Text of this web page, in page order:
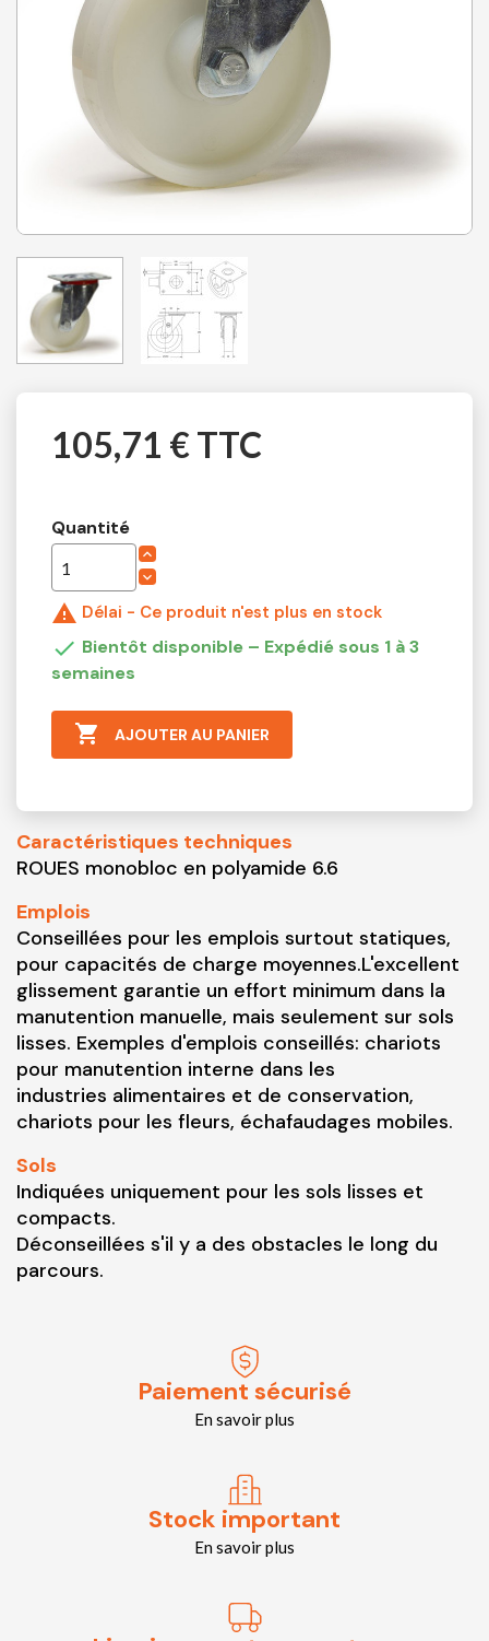
105,71 € TTC
Quantité
 Délai - Ce produit n'est plus en stock
 Bientôt disponible – Expédié sous 1 à 3
semaines
 AJOUTER AU PANIER
Caractéristiques techniques
ROUES monobloc en polyamide 6.6
Emplois
Conseillées pour les emplois surtout statiques,
pour capacités de charge moyennes.L'excellent
glissement garantie un effort minimum dans la
manutention manuelle, mais seulement sur sols
lisses. Exemples d'emplois conseillés: chariots
pour manutention interne dans les
industries alimentaires et de conservation,
chariots pour les fleurs, échafaudages mobiles.
Sols
Indiquées uniquement pour les sols lisses et
compacts.
Déconseillées s'il y a des obstacles le long du
parcours.
Paiement sécurisé
En savoir plus
Stock important
En savoir plus